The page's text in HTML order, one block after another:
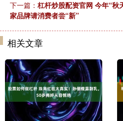
下一篇： 杠杆炒股配资官网 今年“秋
家品牌请消费者尝“新”
相关文章